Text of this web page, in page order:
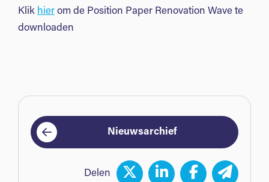
Klik hier om de Position Paper Renovation Wave te
downloaden
Nieuwsarchief
Delen